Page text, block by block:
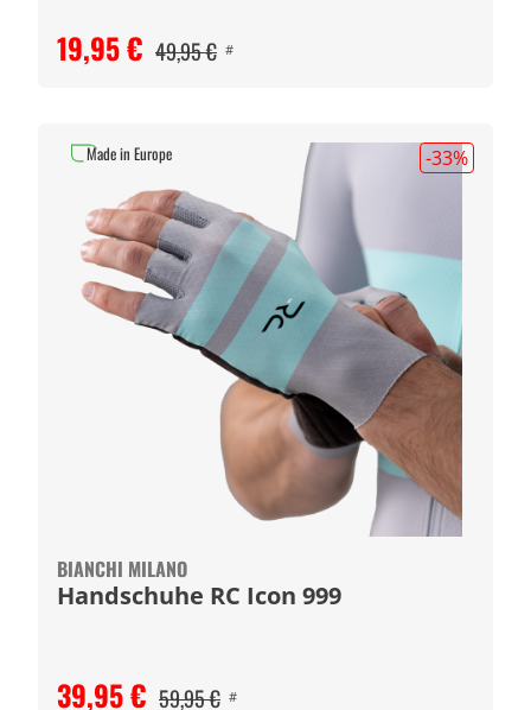
19,95 € 49,95 € #
-33%
BIANCHI MILANO
Handschuhe RC Icon 999
39,95 € 59,95 € #
Made in Europe